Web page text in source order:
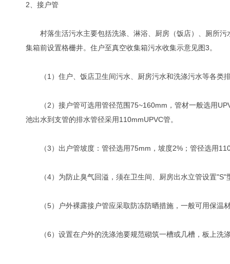
2、接户管
村落生活污水主要包括洗涤、淋浴、厨房（饭店）、厕所污
集箱前设置格栅井。住户至真空收集箱污水收集示意见图3。
（1）住户、饭店卫生间污水、厨房污水和洗涤污水等各类
（2）接户管可选用管径范围75~160mm，管材一般选用
池出水到支管的排水管径采用110mmUPVC管。
（3）出户管坡度：管径选用75mm，坡度2%；管径选用
（4）为防止臭气回溢，须在卫生间、厨房出水立管设置"S"
（5）户外裸露接户管应采取防冻防晒措施，一般可用保温
（6）设置在户外的洗涤池要规范砌筑一槽或几槽，板上洗